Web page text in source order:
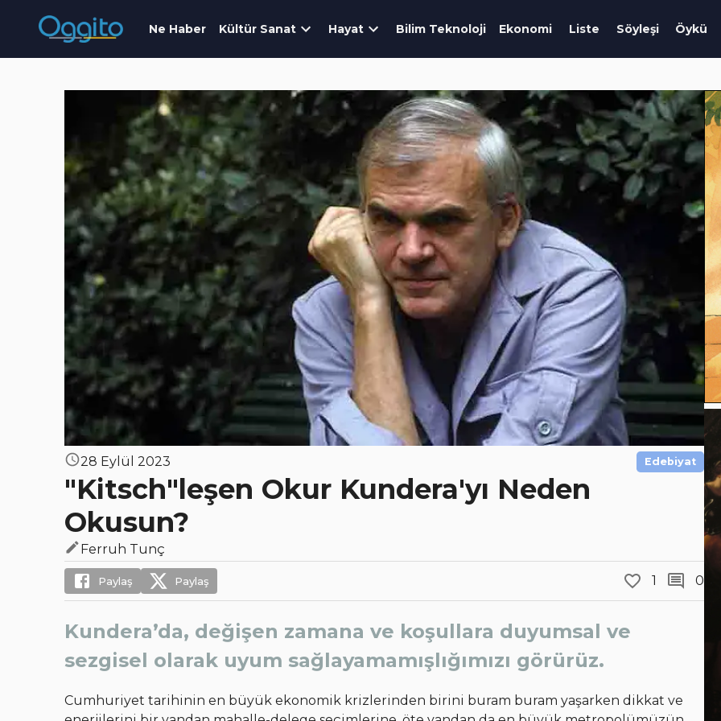
Ne Haber Kültür Sanat Hayat Bilim Teknoloji Ekonomi Liste Söyleşi Öykü
28 Eylül 2023 Edebiyat
"Kitsch"leşen Okur Kundera'yı Neden
Okusun?
Ferruh Tunç
Paylaş Paylaş 1 0
Kundera’da, değişen zamana ve koşullara duyumsal ve
sezgisel olarak uyum sağlayamamışlığımızı görürüz.
Cumhuriyet tarihinin en büyük ekonomik krizlerinden birini buram buram yaşarken dikkat ve